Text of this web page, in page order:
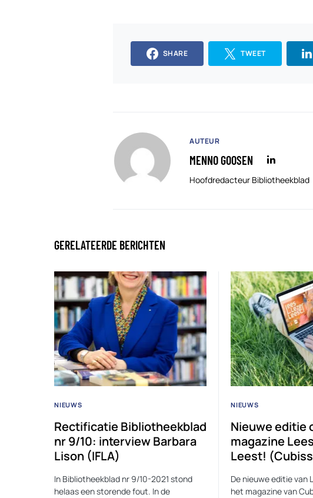
SHARE TWEET
AUTEUR
MENNO GOOSEN
Hoofdredacteur Bibliotheekblad
GERELATEERDE BERICHTEN
NIEUWS
Rectificatie Bibliotheekblad
nr 9/10: interview Barbara
Lison (IFLA)
In Bibliotheekblad nr 9/10-2021 stond
helaas een storende fout. In de
NIEUWS
Nieuwe editie
magazine
Leest!
De nieuwe editie van
het magazine van